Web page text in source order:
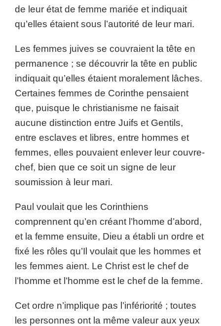
de leur état de femme mariée et indiquait
qu’elles étaient sous l’autorité de leur mari.
Les femmes juives se couvraient la tête en
permanence ; se découvrir la tête en public
indiquait qu’elles étaient moralement lâches.
Certaines femmes de Corinthe pensaient
que, puisque le christianisme ne faisait
aucune distinction entre Juifs et Gentils,
entre esclaves et libres, entre hommes et
femmes, elles pouvaient enlever leur couvre-
chef, bien que ce soit un signe de leur
soumission à leur mari.
Paul voulait que les Corinthiens
comprennent qu’en créant l’homme d’abord,
et la femme ensuite, Dieu a établi un ordre et
fixé les rôles qu’Il voulait que les hommes et
les femmes aient. Le Christ est le chef de
l’homme et l’homme est le chef de la femme.
Cet ordre n’implique pas l’infériorité ; toutes
les personnes ont la même valeur aux yeux